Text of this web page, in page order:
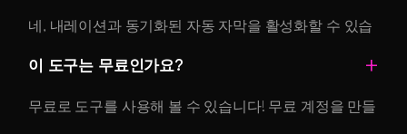
맞춰 페이싱과 콘텐츠 밀도를 조정합니다.
네, 내레이션과 동기화된 자동 자막을 활성화할 수 있습
이 도구는 무료인가요?
무료로 도구를 사용해 볼 수 있습니다! 무료 계정을 만들